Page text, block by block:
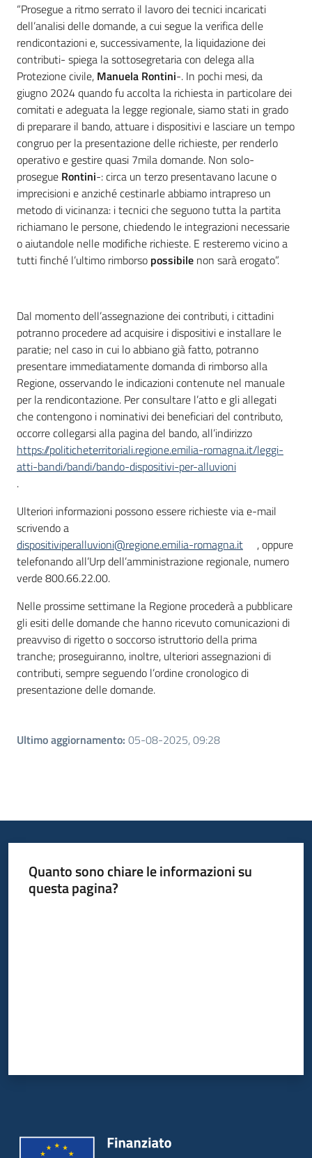
“Prosegue a ritmo serrato il lavoro dei tecnici incaricati
dell’analisi delle domande, a cui segue la verifica delle
rendicontazioni e, successivamente, la liquidazione dei
contributi- spiega la sottosegretaria con delega alla
Protezione civile, Manuela Rontini-. In pochi mesi, da
giugno 2024 quando fu accolta la richiesta in particolare dei
comitati e adeguata la legge regionale, siamo stati in grado
di preparare il bando, attuare i dispositivi e lasciare un tempo
congruo per la presentazione delle richieste, per renderlo
operativo e gestire quasi 7mila domande. Non solo-
prosegue Rontini-: circa un terzo presentavano lacune o
imprecisioni e anziché cestinarle abbiamo intrapreso un
metodo di vicinanza: i tecnici che seguono tutta la partita
richiamano le persone, chiedendo le integrazioni necessarie
o aiutandole nelle modifiche richieste. E resteremo vicino a
tutti finché l’ultimo rimborso possibile non sarà erogato”.
Dal momento dell’assegnazione dei contributi, i cittadini
potranno procedere ad acquisire i dispositivi e installare le
paratie; nel caso in cui lo abbiano già fatto, potranno
presentare immediatamente domanda di rimborso alla
Regione, osservando le indicazioni contenute nel manuale
per la rendicontazione. Per consultare l’atto e gli allegati
che contengono i nominativi dei beneficiari del contributo,
occorre collegarsi alla pagina del bando, all’indirizzo
https://politicheterritoriali.regione.emilia-romagna.it/leggi-
atti-bandi/bandi/bando-dispositivi-per-alluvioni
.
Ulteriori informazioni possono essere richieste via e-mail
scrivendo a
dispositiviperalluvioni@regione.emilia-romagna.it
, oppure
telefonando all’Urp dell’amministrazione regionale, numero
verde 800.66.22.00.
Nelle prossime settimane la Regione procederà a pubblicare
gli esiti delle domande che hanno ricevuto comunicazioni di
preavviso di rigetto o soccorso istruttorio della prima
tranche; proseguiranno, inoltre, ulteriori assegnazioni di
contributi, sempre seguendo l’ordine cronologico di
presentazione delle domande.
Ultimo aggiornamento: 05-08-2025, 09:28
Quanto sono chiare le informazioni su
questa pagina?